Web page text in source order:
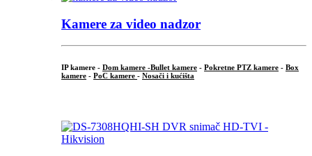
Kamere za video nadzor
IP kamere - Dom kamere -Bullet kamere - Pokretne PTZ kamere - Box
kamere - PoC kamere - Nosači i kućišta